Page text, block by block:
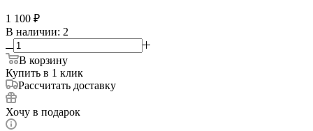
1 100 ₽
В наличии: 2
В корзину
Купить в 1 клик
Рассчитать доставку
Хочу в подарок